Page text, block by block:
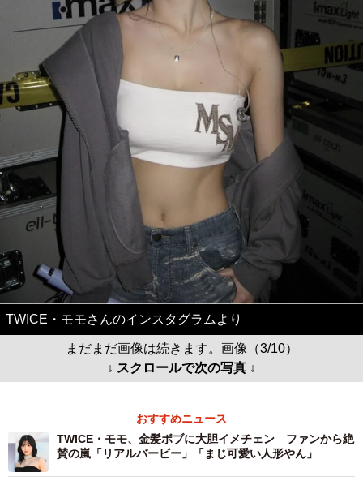
TWICE・モモさんのインスタグラムより
まだまだ画像は続きます。画像（3/10）
↓ スクロールで次の写真 ↓
おすすめニュース
TWICE・モモ、金髪ボブに大胆イメチェン ファンから絶
賛の嵐「リアルバービー」「まじ可愛い人形やん」